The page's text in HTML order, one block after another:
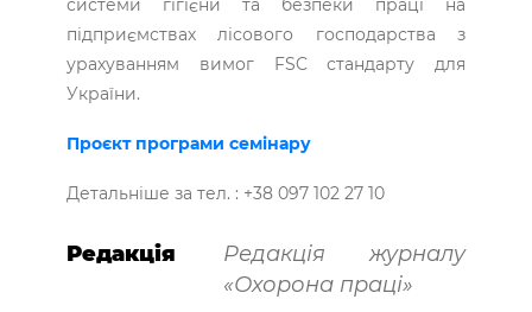
підприємствах лісового господарства з
урахуванням вимог FSC стандарту для
України.
Проєкт програми семінару
Детальніше за тел. : +38 097 102 27 10
Редакція
Редакція журналу
«Охорона праці»